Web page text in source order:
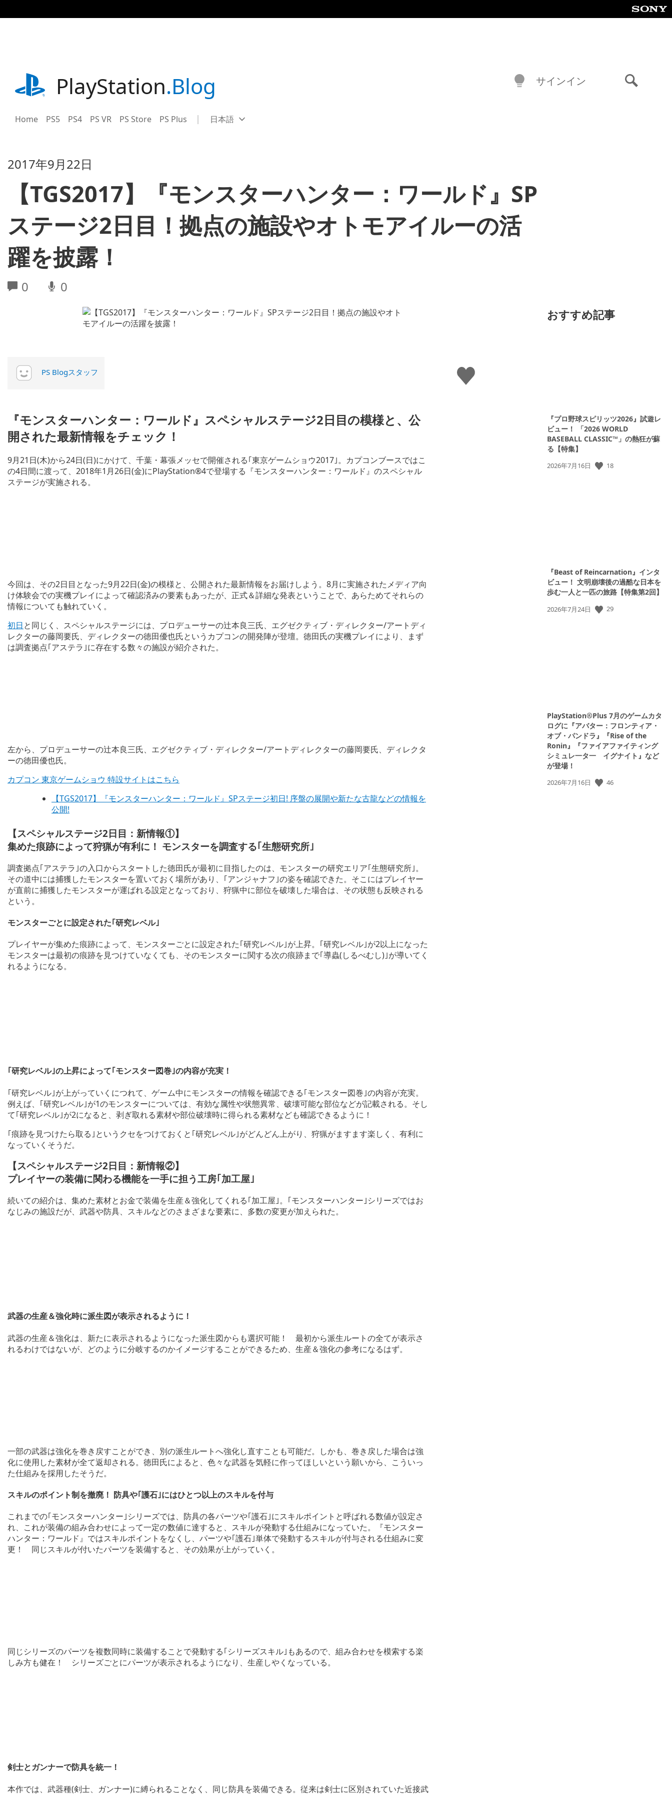
事
playstation.comPlayStation.Blog
Home PS5 PS4 PS VR PS Store PS Plus Select
Current
日本語
サインイン
2017年9月22日
【TGS2017】『モンスターハンター：ワールド』SP
ステージ2日目！拠点の施設やオトモアイルーの活
躍を披露！
0 0
い
い
PS Blogスタッフ
『モンスターハンター：ワールド』スペシャルステージ2日目の模様と、公
開された最新情報をチェック！
9月21日(木)から24日(日)にかけて、千葉・幕張メッセで開催される｢東京ゲームショウ2017｣。カプコンブースではこ
の4日間に渡って、2018年1月26日(金)にPlayStation®4で登場する『モンスターハンター：ワールド』のスペシャル
ステージが実施される。
今回は、その2日目となった9月22日(金)の模様と、公開された最新情報をお届けしよう。8月に実施されたメディア向
け体験会での実機プレイによって確認済みの要素もあったが、正式＆詳細な発表ということで、あらためてそれらの
情報についても触れていく。
初日と同じく、スペシャルステージには、プロデューサーの辻本良三氏、エグゼクティブ・ディレクター/アートディ
レクターの藤岡要氏、ディレクターの徳田優也氏というカプコンの開発陣が登壇。徳田氏の実機プレイにより、まず
は調査拠点｢アステラ｣に存在する数々の施設が紹介された。
左から、プロデューサーの辻本良三氏、エグゼクティブ・ディレクター/アートディレクターの藤岡要氏、ディレクタ
ーの徳田優也氏。
カプコン 東京ゲームショウ 特設サイトはこちら
【TGS2017】『モンスターハンター：ワールド』SPステージ初日! 序盤の展開や新たな古龍などの情報を
公開!
【スペシャルステージ2日目：新情報①】
集めた痕跡によって狩猟が有利に！ モンスターを調査する｢生態研究所｣
調査拠点｢アステラ｣の入口からスタートした徳田氏が最初に目指したのは、モンスターの研究エリア｢生態研究所｣。
その道中には捕獲したモンスターを置いておく場所があり、｢アンジャナフ｣の姿を確認できた。そこにはプレイヤー
が直前に捕獲したモンスターが運ばれる設定となっており、狩猟中に部位を破壊した場合は、その状態も反映される
という。
モンスターごとに設定された｢研究レベル｣
プレイヤーが集めた痕跡によって、モンスターごとに設定された｢研究レベル｣が上昇。｢研究レベル｣が2以上になった
モンスターは最初の痕跡を見つけていなくても、そのモンスターに関する次の痕跡まで｢導蟲(しるべむし)｣が導いてく
れるようになる。
｢研究レベル｣の上昇によって｢モンスター図巻｣の内容が充実！
｢研究レベル｣が上がっていくにつれて、ゲーム中にモンスターの情報を確認できる｢モンスター図巻｣の内容が充実。
例えば、｢研究レベル｣が1のモンスターについては、有効な属性や状態異常、破壊可能な部位などが記載される。そし
て｢研究レベル｣が2になると、剥ぎ取れる素材や部位破壊時に得られる素材なども確認できるように！
｢痕跡を見つけたら取る｣というクセをつけておくと｢研究レベル｣がどんどん上がり、狩猟がますます楽しく、有利に
なっていくそうだ。
【スペシャルステージ2日目：新情報②】
プレイヤーの装備に関わる機能を一手に担う工房｢加工屋｣
続いての紹介は、集めた素材とお金で装備を生産＆強化してくれる｢加工屋｣。｢モンスターハンター｣シリーズではお
なじみの施設だが、武器や防具、スキルなどのさまざまな要素に、多数の変更が加えられた。
武器の生産＆強化時に派生図が表示されるように！
武器の生産＆強化は、新たに表示されるようになった派生図からも選択可能！ 最初から派生ルートの全てが表示さ
れるわけではないが、どのように分岐するのかイメージすることができるため、生産＆強化の参考になるはず。
一部の武器は強化を巻き戻すことができ、別の派生ルートへ強化し直すことも可能だ。しかも、巻き戻した場合は強
化に使用した素材が全て返却される。徳田氏によると、色々な武器を気軽に作ってほしいという願いから、こういっ
た仕組みを採用したそうだ。
スキルのポイント制を撤廃！ 防具や｢護石｣にはひとつ以上のスキルを付与
これまでの｢モンスターハンター｣シリーズでは、防具の各パーツや｢護石｣にスキルポイントと呼ばれる数値が設定さ
れ、これが装備の組み合わせによって一定の数値に達すると、スキルが発動する仕組みになっていた。『モンスター
ハンター：ワールド』ではスキルポイントをなくし、パーツや｢護石｣単体で発動するスキルが付与される仕組みに変
更！ 同じスキルが付いたパーツを装備すると、その効果が上がっていく。
同じシリーズのパーツを複数同時に装備することで発動する｢シリーズスキル｣もあるので、組み合わせを模索する楽
しみ方も健在！ シリーズごとにパーツが表示されるようになり、生産しやくなっている。
剣士とガンナーで防具を統一！
本作では、武器種(剣士、ガンナー)に縛られることなく、同じ防具を装備できる。従来は剣士に区別されていた近接武
おすすめ記事
『プロ野球スピリッツ2026』試遊レ
ビュー！ 「2026 WORLD
BASEBALL CLASSIC™」の熱狂が蘇
る【特集】
公
2026年7月16日 18
『Beast of Reincarnation』インタ
ビュー！ 文明崩壊後の過酷な日本を
歩む一人と一匹の旅路【特集第2回】
公
2026年7月24日 29
PlayStation®Plus 7月のゲームカタ
ログに『アバター：フロンティア・
オブ・パンドラ』『Rise of the
Ronin』『ファイアファイティング
シミュレ一タ一 イグナイト』など
が登場！
公
2026年7月16日 46